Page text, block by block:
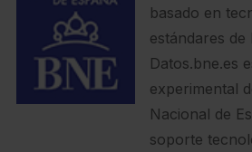
basado en
estándares de
Datos.bne.es
experimental
Nacional de
soporte